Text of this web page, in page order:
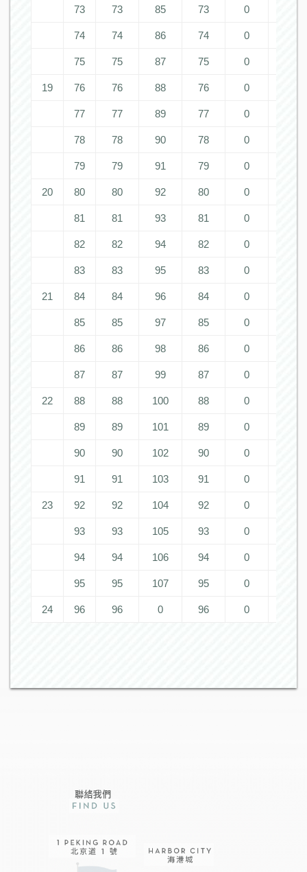
73 73 85 73 0
74 74 86 74 0
75 75 87 75 0
19 76 76 88 76 0
77 77 89 77 0
78 78 90 78 0
79 79 91 79 0
20 80 80 92 80 0
81 81 93 81 0
82 82 94 82 0
83 83 95 83 0
21 84 84 96 84 0
85 85 97 85 0
86 86 98 86 0
87 87 99 87 0
22 88 88 100 88 0
89 89 101 89 0
90 90 102 90 0
91 91 103 91 0
23 92 92 104 92 0
93 93 105 93 0
94 94 106 94 0
95 95 107 95 0
24 96 96 0 96 0